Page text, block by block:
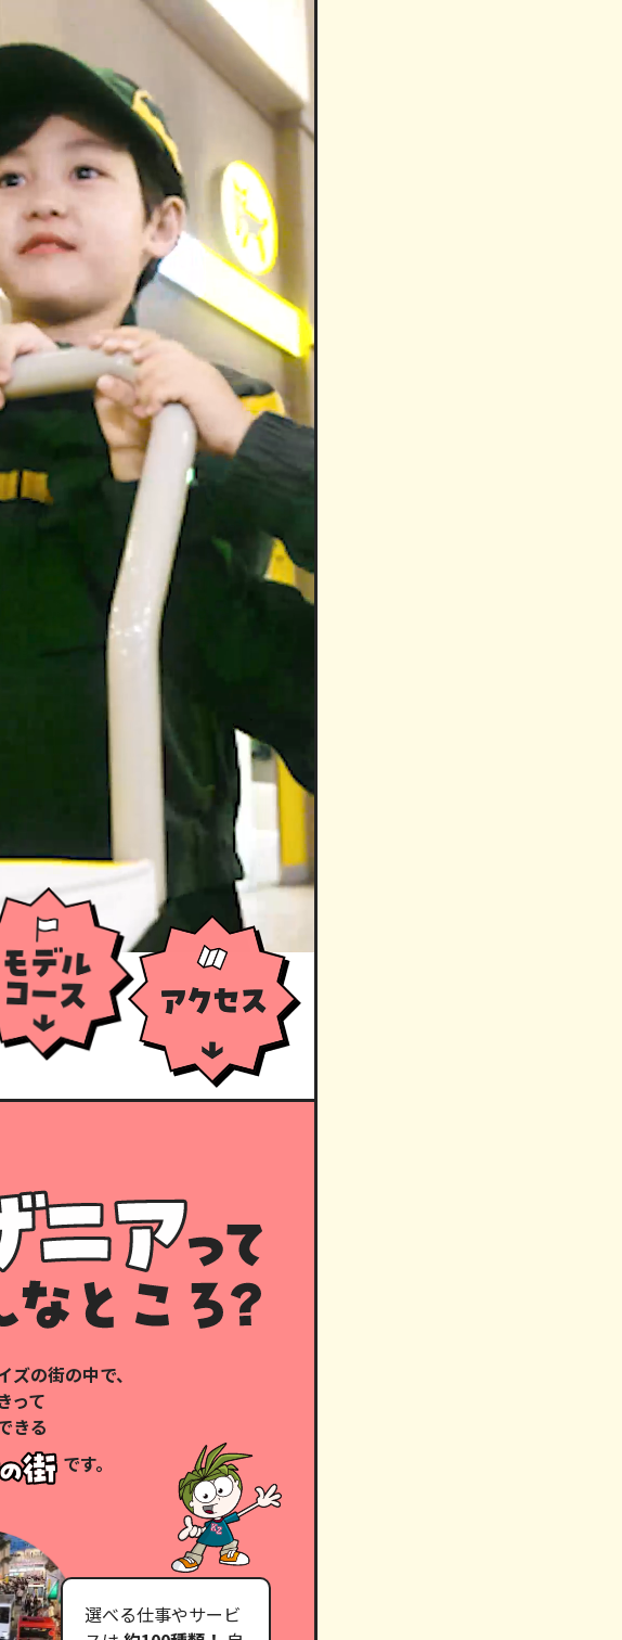
の街の中で、
って
きる
です。
選べる仕事やサービ